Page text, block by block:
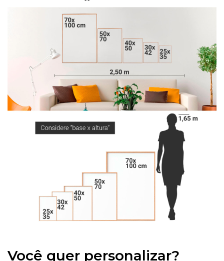
Você quer personalizar?